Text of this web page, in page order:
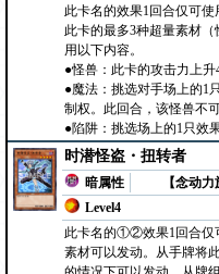
此卡名的效果1回合仅可
此卡的最多3种超量素材
用以下内容。
●怪兽：此卡的攻击力上升
●魔法：挑选对手场上的1
制权。此回合，该怪兽不
●陷阱：挑选场上的1只效
时潜怪盗・扭转者
暗属性
【念动力
Level4
此卡名的①②效果1回合仅
素材可以发动。从手牌将